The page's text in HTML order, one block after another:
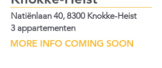
Natiënlaan 40, 8300 Knokke-Heist
3 appartementen
MORE INFO COMING SOON